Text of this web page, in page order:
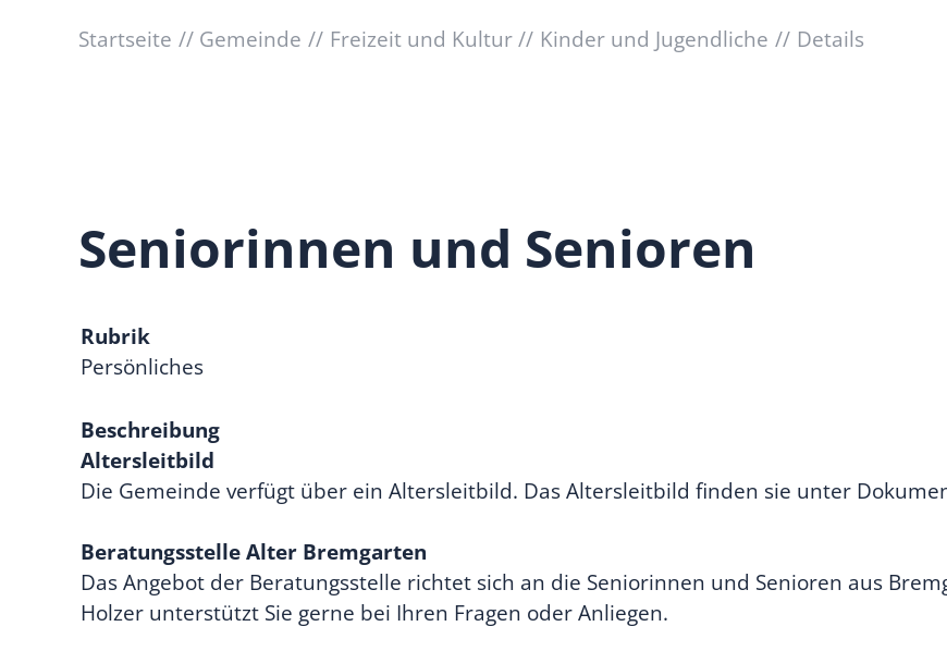
Startseite Gemeinde Freizeit und Kultur Kinder und Jugendliche Details
Seniorinnen und Senioren
Rubrik
Persönliches
Beschreibung
Altersleitbild
Die Gemeinde verfügt über ein Altersleitbild. Das Altersleitbild finden sie unter
Beratungsstelle Alter Bremgarten
Das Angebot der Beratungsstelle richtet sich an die Seniorinnen und Senioren aus
Holzer unterstützt Sie gerne bei Ihren Fragen oder Anliegen.